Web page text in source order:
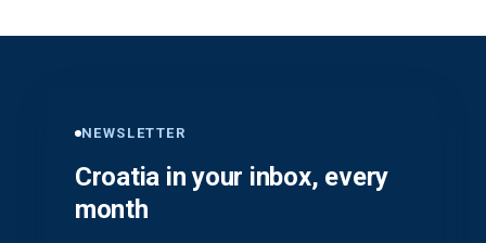
NEWSLETTER
Croatia in your inbox, every
month